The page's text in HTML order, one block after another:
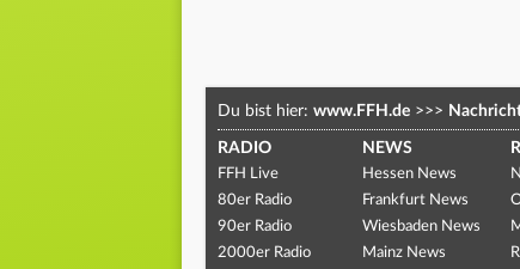
Du bist hier: www.FFH.de >>>
RADIO
FFH Live
80er Radio
90er Radio
2000er Radio
NEWS
Hessen News
Frankfurt News
Wiesbaden News
Mainz News